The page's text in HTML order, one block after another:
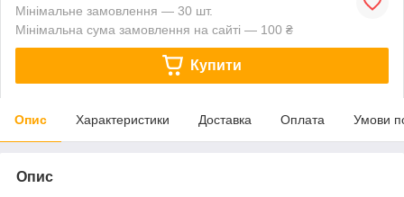
Мінімальне замовлення — 30 шт.
Мінімальна сума замовлення на сайті — 100 ₴
Купити
Опис Характеристики Доставка Оплата Умови
Опис